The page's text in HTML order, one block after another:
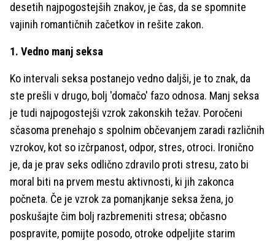
desetih najpogostejših znakov, je čas, da se spomnite
vajinih romantičnih začetkov in rešite zakon.
1. Vedno manj seksa
Ko intervali seksa postanejo vedno daljši, je to znak, da
ste prešli v drugo, bolj 'domačo' fazo odnosa. Manj seksa
je tudi najpogostejši vzrok zakonskih težav. Poročeni
sčasoma prenehajo s spolnim občevanjem zaradi različnih
vzrokov, kot so izčrpanost, odpor, stres, otroci. Ironično
je, da je prav seks odlično zdravilo proti stresu, zato bi
moral biti na prvem mestu aktivnosti, ki jih zakonca
počneta. Če je vzrok za pomanjkanje seksa žena, jo
poskušajte čim bolj razbremeniti stresa; občasno
pospravite, pomijte posodo, otroke odpeljite starim